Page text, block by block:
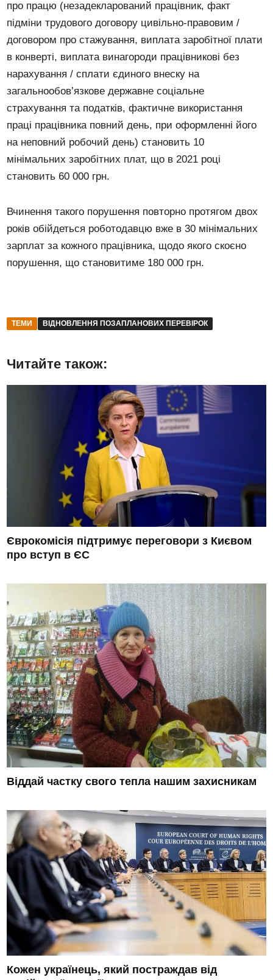
про працю (незадекларований працівник, факт
підміни трудового договору цивільно-правовим /
договором про стажування, виплата заробітної плати
в конверті, виплата винагороди працівникові без
нарахування / сплати єдиного внеску на
загальнообов’язкове державне соціальне
страхування та податків, фактичне використання
праці працівника повний день, при оформленні його
на неповний робочий день) становить 10
мінімальних заробітних плат, що в 2021 році
становить 60 000 грн.
Вчинення такого порушення повторно протягом двох
років обійдеться роботодавцю вже в 30 мінімальних
зарплат за кожного працівника, щодо якого скоєно
порушення, що становитиме 180 000 грн.
ТЕМИ ВІДНОВЛЕННЯ ПОЗАПЛАНОВИХ ПЕРЕВІРОК
Читайте також:
Єврокомісія підтримує переговори з Києвом
про вступ в ЄС
Віддай частку свого тепла нашим захисникам
Кожен українець, який постраждав від